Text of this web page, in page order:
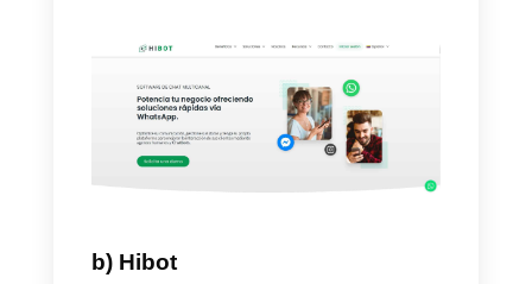
Messenger e WhatsApp
Business.
D’altra parte, la piattaforma è
di vendita, supporto,